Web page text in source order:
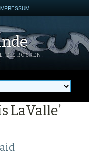
DIE ROCKEN!
LaValle’